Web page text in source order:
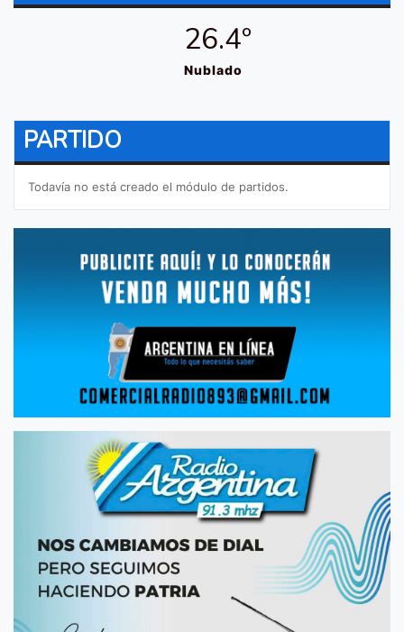
26.4º
Nublado
PARTIDO
Todavía no está creado el módulo de partidos.